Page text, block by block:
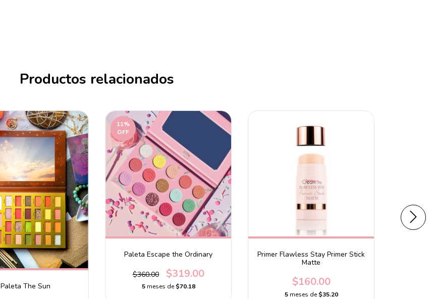
Productos relacionados
Paleta The Sun
11%
OFF
Paleta Escape the Ordinary
$360.00 $319.00
5 meses de$70.18
Primer Flawless Stay Primer Stick
Matte
$160.00
5 meses de$35.20